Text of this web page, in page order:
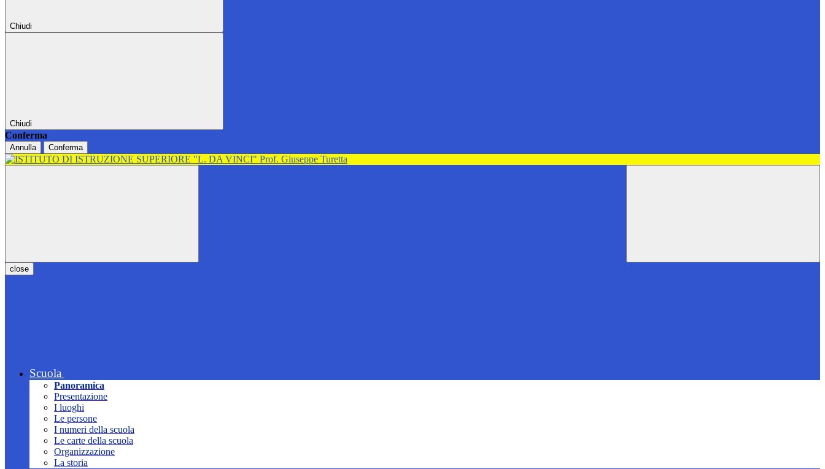
Chiudi
Chiudi
Conferma
Annulla Conferma
close
Scuola
Panoramica
Presentazione
I luoghi
Le persone
I numeri della scuola
Le carte della scuola
Organizzazione
La storia